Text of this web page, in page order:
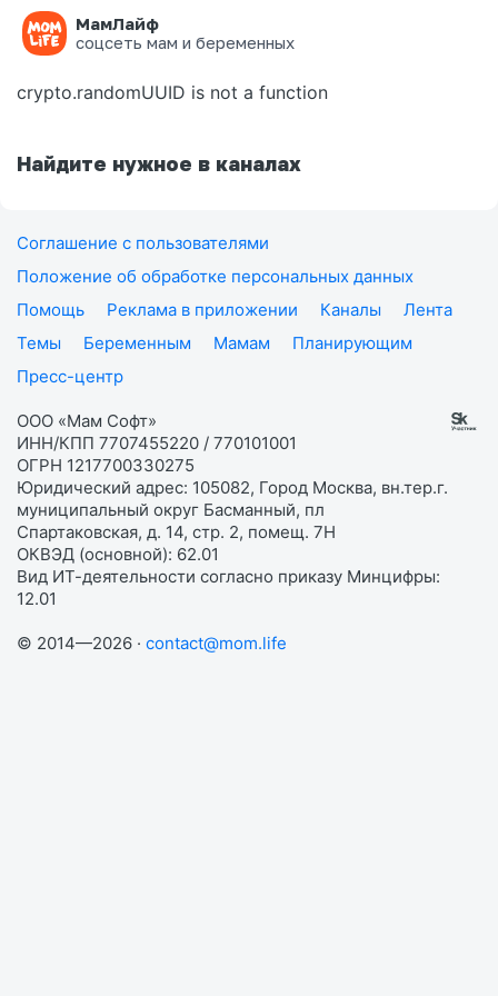
МамЛайф
соцсеть мам и беременных
Ошибка на странице
crypto.randomUUID is not a function
Найдите нужное в каналах
Соглашение с пользователями
Положение об обработке персональных данных
Помощь
Реклама в приложении Каналы
Лента
Темы
Беременным Мамам
Планирующим
Пресс-центр
ООО «Мам Софт»
ИНН/КПП 7707455220 / 770101001
ОГРН 1217700330275
Юридический адрес: 105082, Город Москва, вн.тер.г.
муниципальный округ Басманный, пл
Спартаковская, д. 14, стр. 2, помещ. 7Н
ОКВЭД (основной): 62.01
Вид ИТ-деятельности согласно приказу Минцифры:
12.01
© 2014—2026 · contact@mom.life